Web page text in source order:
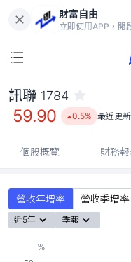
財富自由
立即使用APP，開
訊聯 1784
59.90 0.5% 最近更新
個股概覽 財務
營收年增率 營收季增率
近5年 季報